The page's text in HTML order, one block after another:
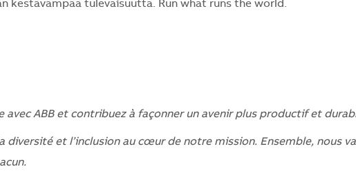
kestävämpää tulevaisuutta. Run what runs the world.
avec ABB et contribuez à façonner un avenir plus productif et
diversité et l’inclusion au cœur de notre mission. Ensemble, nous